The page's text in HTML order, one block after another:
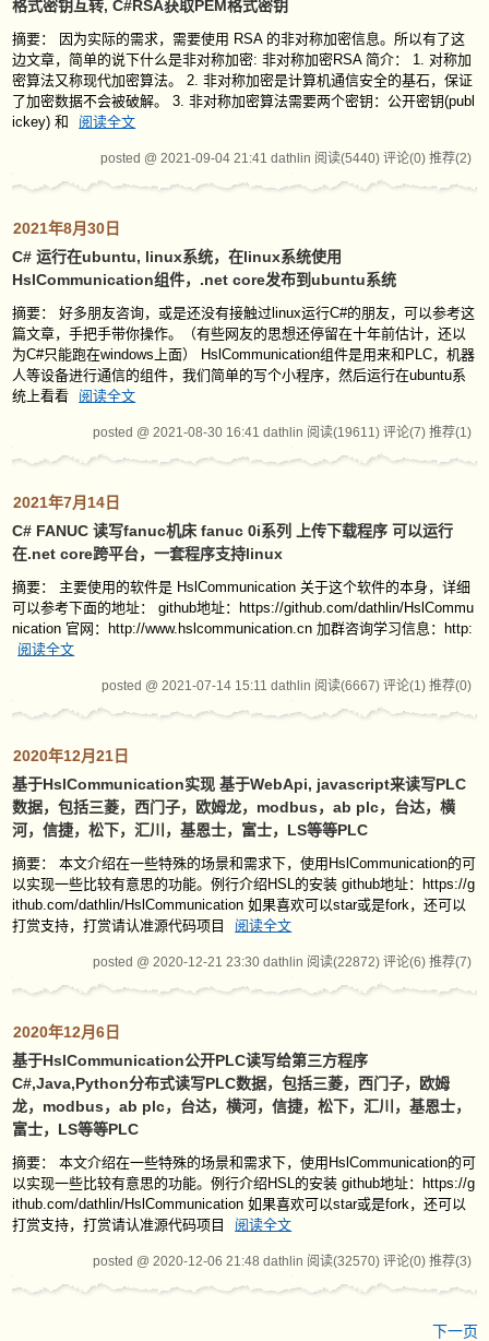
格式密钥互转, C#RSA获取PEM格式密钥
摘要： 因为实际的需求，需要使用 RSA 的非对称加密信息。所以有了这
边文章，简单的说下什么是非对称加密: 非对称加密RSA 简介： 1. 对称加
密算法又称现代加密算法。 2. 非对称加密是计算机通信安全的基石，保证
了加密数据不会被破解。 3. 非对称加密算法需要两个密钥：公开密钥(publ
ickey) 和
阅读全文
posted @ 2021-09-04 21:41 dathlin 阅读(5440) 评论(0) 推荐(2)
2021年8月30日
C# 运行在ubuntu, linux系统，在linux系统使用
HslCommunication组件，.net core发布到ubuntu系统
摘要： 好多朋友咨询，或是还没有接触过linux运行C#的朋友，可以参考这
篇文章，手把手带你操作。（有些网友的思想还停留在十年前估计，还以
为C#只能跑在windows上面） HslCommunication组件是用来和PLC，机器
人等设备进行通信的组件，我们简单的写个小程序，然后运行在ubuntu系
统上看看
阅读全文
posted @ 2021-08-30 16:41 dathlin 阅读(19611) 评论(7) 推荐(1)
2021年7月14日
C# FANUC 读写fanuc机床 fanuc 0i系列 上传下载程序 可以运行
在.net core跨平台，一套程序支持linux
摘要： 主要使用的软件是 HslCommunication 关于这个软件的本身，详细
可以参考下面的地址： github地址：https://github.com/dathlin/HslCommu
nication 官网：http://www.hslcommunication.cn 加群咨询学习信息：http:
阅读全文
posted @ 2021-07-14 15:11 dathlin 阅读(6667) 评论(1) 推荐(0)
2020年12月21日
基于HslCommunication实现 基于WebApi, javascript来读写PLC
数据，包括三菱，西门子，欧姆龙，modbus，ab plc，台达，横
河，信捷，松下，汇川，基恩士，富士，LS等等PLC
摘要： 本文介绍在一些特殊的场景和需求下，使用HslCommunication的可
以实现一些比较有意思的功能。例行介绍HSL的安装 github地址：https://g
ithub.com/dathlin/HslCommunication 如果喜欢可以star或是fork，还可以
打赏支持，打赏请认准源代码项目
阅读全文
posted @ 2020-12-21 23:30 dathlin 阅读(22872) 评论(6) 推荐(7)
2020年12月6日
基于HslCommunication公开PLC读写给第三方程序
C#,Java,Python分布式读写PLC数据，包括三菱，西门子，欧姆
龙，modbus，ab plc，台达，横河，信捷，松下，汇川，基恩士，
富士，LS等等PLC
摘要： 本文介绍在一些特殊的场景和需求下，使用HslCommunication的可
以实现一些比较有意思的功能。例行介绍HSL的安装 github地址：https://g
ithub.com/dathlin/HslCommunication 如果喜欢可以star或是fork，还可以
打赏支持，打赏请认准源代码项目
阅读全文
posted @ 2020-12-06 21:48 dathlin 阅读(32570) 评论(0) 推荐(3)
下一页